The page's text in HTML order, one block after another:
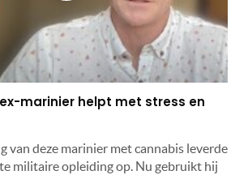
marinier helpt met stress en
van deze marinier met cannabis leverde
militaire opleiding op. Nu gebruikt hij